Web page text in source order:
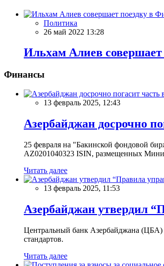
Политика
26 май 2022 13:28
Ильхам Алиев
Финансы
13 февраль 2025, 12:43
Азербайджан досрочно
25 февраля на "Бакинской фондовой
AZ0201040323 ISIN, размещенных
Читать далее
13 февраль 2025, 11:53
Азербайджан утвердил
Центральный банк Азербайджана (ЦБА)
стандартов.
Читать далее